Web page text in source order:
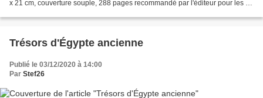
x 21 cm, couverture souple, 288 pages recommandé par l'éditeur pour les 8-
Trésors d'Égypte ancienne
Publié le 03/12/2020 à 14:00
Par Stef26